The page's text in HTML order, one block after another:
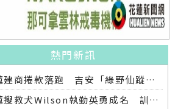
熱門新訊
花蓮建商捲款落跑 吉安「綠野仙蹤」整棟2.6億將法拍
花蓮搜救犬Wilson執勤英勇成名 訓練意外墜落離世 消防局將為其立碑追思